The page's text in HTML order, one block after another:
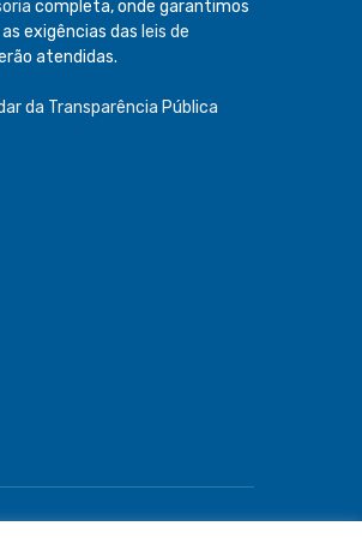
completa, onde garantimos
exigências das leis de
atendidas.
da Transparência Pública